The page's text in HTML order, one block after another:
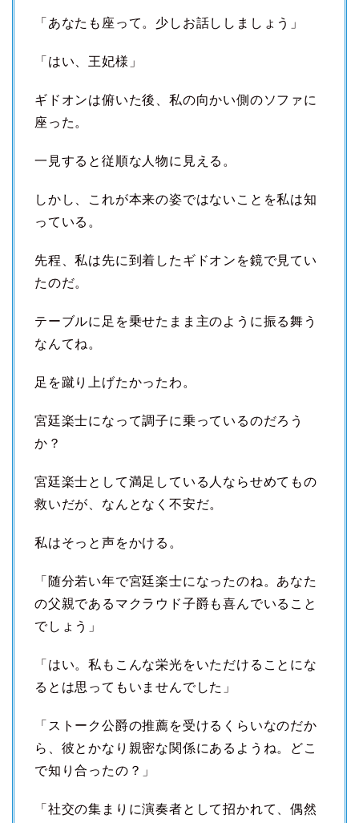
「あなたも座って。少しお話ししましょう」
「はい、王妃様」
ギドオンは俯いた後、私の向かい側のソファに
座った。
一見すると従順な人物に見える。
しかし、これが本来の姿ではないことを私は知
っている。
先程、私は先に到着したギドオンを鏡で見てい
たのだ。
テーブルに足を乗せたまま主のように振る舞う
なんてね。
足を蹴り上げたかったわ。
宮廷楽士になって調子に乗っているのだろう
か？
宮廷楽士として満足している人ならせめてもの
救いだが、なんとなく不安だ。
私はそっと声をかける。
「随分若い年で宮廷楽士になったのね。あなた
の父親であるマクラウド子爵も喜んでいること
でしょう」
「はい。私もこんな栄光をいただけることにな
るとは思ってもいませんでした」
「ストーク公爵の推薦を受けるくらいなのだか
ら、彼とかなり親密な関係にあるようね。どこ
で知り合ったの？」
「社交の集まりに演奏者として招かれて、偶然